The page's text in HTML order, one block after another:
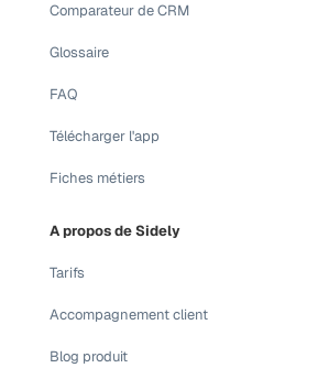
Comparateur de CRM
Glossaire
FAQ
Télécharger l'app
Fiches métiers
Tarifs
Accompagnement client
Blog produit
A propos de Sidely